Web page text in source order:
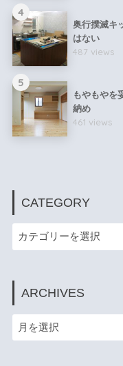
4
奥行撲滅キ
はない
487 views
5
もやもやを
納め
461 views
CATEGORY
ARCHIVES